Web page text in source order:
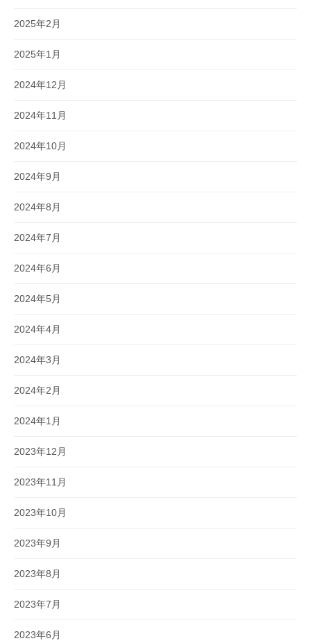
2025年2月
2025年1月
2024年12月
2024年11月
2024年10月
2024年9月
2024年8月
2024年7月
2024年6月
2024年5月
2024年4月
2024年3月
2024年2月
2024年1月
2023年12月
2023年11月
2023年10月
2023年9月
2023年8月
2023年7月
2023年6月